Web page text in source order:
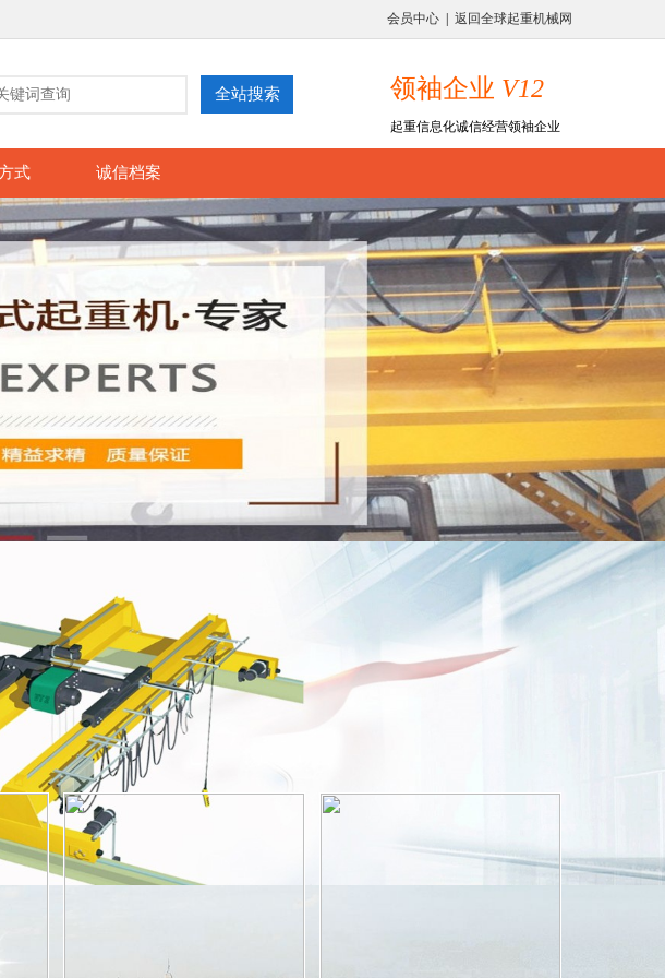
会员中心 返回全球起重机械网
领袖企业 V12
起重信息化诚信经营领袖企业
式 诚信档案